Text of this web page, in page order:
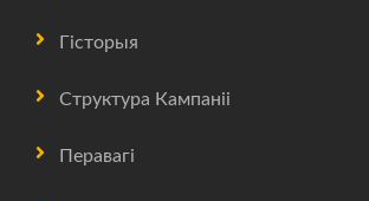
Гісторыя
Структура Кампаніі
Перавагі